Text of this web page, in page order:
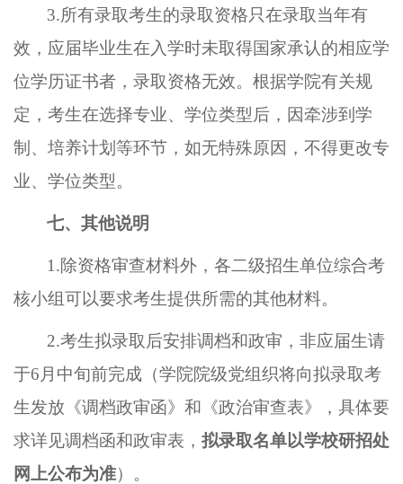
3.所有录取考生的录取资格只在录取当年有
效 ，应届毕业生在入学时未取得国家承认的相应学
位学历证书者，录取资格无效。根据学院有关规
定，考生在选择专业、学位类型后，因牵涉到学
制、培养计划等环节，如无特殊原因，不得更改专
业、学位类型。
七、其他说明
1.除资格审查材料外，各二级招生单位综合考
核小组可以要求考生提供所需的其他材料。
2.考生拟录取后安排调档和政审，非应届生请
于6月 中旬前完成（学院院级党组织将向拟录取考
生发放《调档政审函》和《政治审查表》
， 具体要
求详见调档函和政审表， 拟录取名单以学校研招处
网上公布为准）。